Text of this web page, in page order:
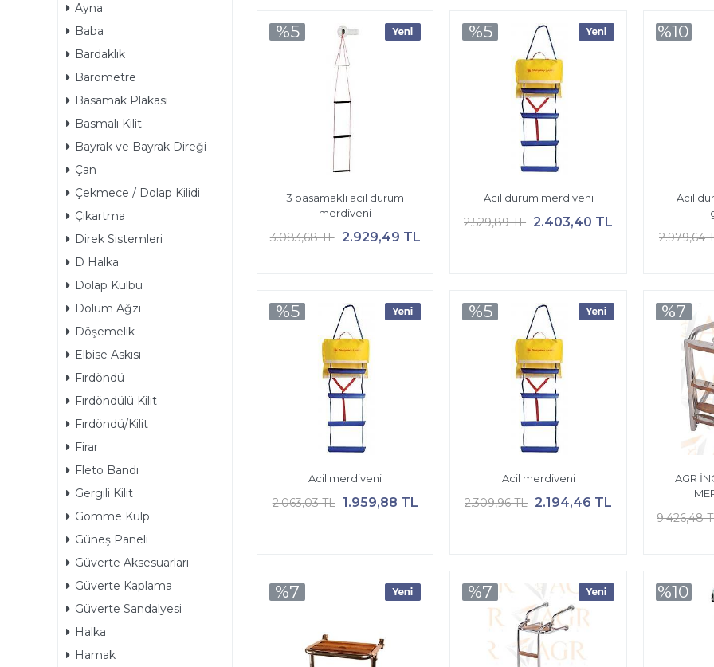
Ayna
Baba
Bardaklık
Barometre
Basamak Plakası
Basmalı Kilit
Bayrak ve Bayrak Direği
Çan
Çekmece / Dolap Kilidi
Çıkartma
Direk Sistemleri
D Halka
Dolap Kulbu
Dolum Ağzı
Döşemelik
Elbise Askısı
Fırdöndü
Fırdöndülü Kilit
Fırdöndü/Kilit
Firar
Fleto Bandı
Gergili Kilit
Gömme Kulp
Güneş Paneli
Güverte Aksesuarları
Güverte Kaplama
Güverte Sandalyesi
Halka
Hamak
3 basamaklı acil durum
merdiveni
3.083,68 TL 2.929,49 TL
%5
Acil durum merdiveni
2.529,89 TL 2.403,40 TL
%5
Acil
2.979,64
%10
Acil merdiveni
2.063,03 TL 1.959,88 TL
%5
Acil merdiveni
2.309,96 TL 2.194,46 TL
%5
AGR
9.426,48
%7
%7 %7 %10